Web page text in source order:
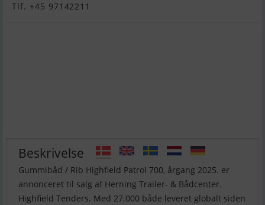
Tlf. +45 97142211
Beskrivelse
Gummibåd / Rib Highfield Patrol 700, årgang 2025. er
annonceret til salg af Herning Trailer- & Bådcenter.
Highfield Tenders. Med 27.000 både leveret globalt siden